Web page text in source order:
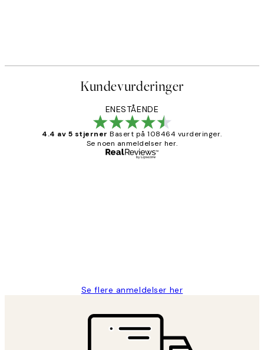
Kundevurderinger
ENESTÅENDE
4.4 av 5 stjerner Basert på 108464 vurderinger.
Se noen anmeldelser her.
Se flere anmeldelser her